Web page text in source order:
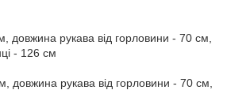
довжина рукава від горловини - 70 см,
- 126 см
довжина рукава від горловини - 70 см,